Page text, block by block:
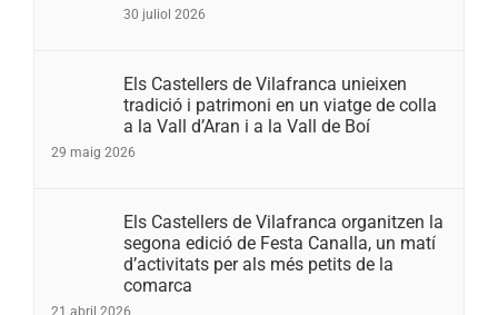
30 juliol 2026
Els Castellers de Vilafranca unieixen
tradició i patrimoni en un viatge de colla
a la Vall d’Aran i a la Vall de Boí
29 maig 2026
Els Castellers de Vilafranca organitzen la
segona edició de Festa Canalla, un matí
d’activitats per als més petits de la
comarca
21 abril 2026